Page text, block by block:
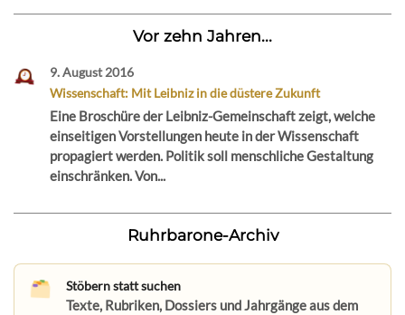
Vor zehn Jahren...
9. August 2016
Wissenschaft: Mit Leibniz in die düstere Zukunft
Eine Broschüre der Leibniz-Gemeinschaft zeigt, welche
einseitigen Vorstellungen heute in der Wissenschaft
propagiert werden. Politik soll menschliche Gestaltung
einschränken. Von...
Ruhrbarone-Archiv
Stöbern statt suchen
Texte, Rubriken, Dossiers und Jahrgänge aus dem